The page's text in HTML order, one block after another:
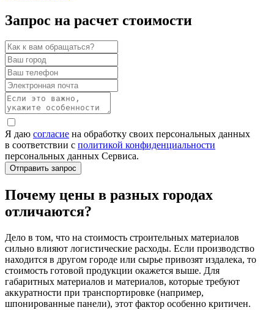
Запрос на расчет стоимости
Я даю согласие на обработку своих персональных данных
в соответствии с политикой конфиденциальности
персональных данных Сервиса.
Почему цены в разных городах
отличаются?
Дело в том, что на стоимость строительных материалов
сильно влияют логистические расходы. Если производство
находится в другом городе или сырье привозят издалека, то
стоимость готовой продукции окажется выше. Для
габаритных материалов и материалов, которые требуют
аккуратности при транспортировке (например,
шпонированные панели), этот фактор особенно критичен.